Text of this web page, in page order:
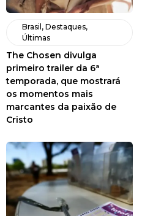
Brasil , Destaques,
Últimas
The Chosen divulga
primeiro trailer da 6ª
temporada, que mostrará
os momentos mais
marcantes da paixão de
Cristo